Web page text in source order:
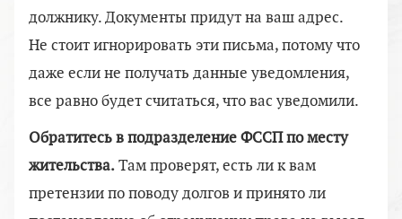
должнику. Документы придут на ваш адрес.
Не стоит игнорировать эти письма, потому что
даже если не получать данные уведомления,
все равно будет считаться, что вас уведомили.
Обратитесь в подразделение ФССП по месту
жительства. Там проверят, есть ли к вам
претензии по поводу долгов и принято ли